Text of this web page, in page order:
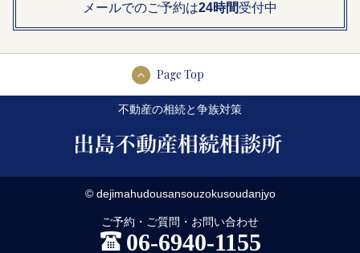
メールでのご予約は24時間受付中
Page Top
不動産の相続と争族対策
© dejimahudousansouzokusoudanjyo
ご予約・ご質問・お問い合わせ
06-6940-1155